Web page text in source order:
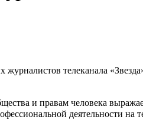
телеканала
и правам человека
деятельности